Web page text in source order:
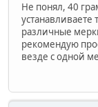
Не понял, 40
различные
рекомендую
везде с одной